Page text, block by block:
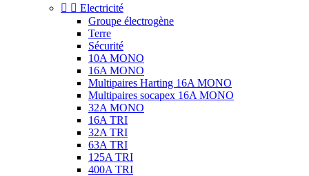
  Electricité
Groupe électrogène
Terre
Sécurité
10A MONO
16A MONO
Multipaires Harting 16A MONO
Multipaires socapex 16A MONO
32A MONO
16A TRI
32A TRI
63A TRI
125A TRI
400A TRI